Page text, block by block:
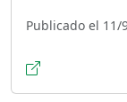
Publicado el 11/